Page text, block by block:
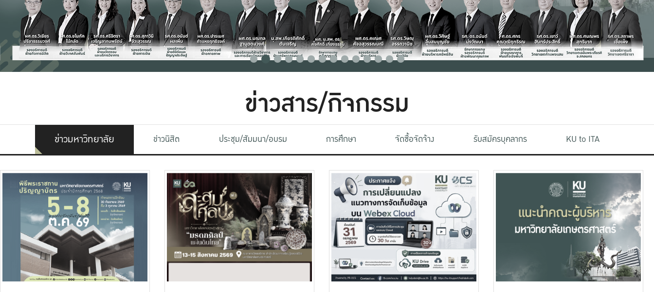
ข่าวสาร/กิจกรรม
ข่าวมหาวิทยาลัย ข่าวนิสิต ประชุม/สัมมนา/อบรม การศึกษา จัดซื้อจัดจ้าง รับสมัครบุคลากร KU to ITA